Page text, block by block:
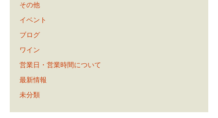
その他
イベント
ブログ
ワイン
営業日・営業時間について
最新情報
未分類